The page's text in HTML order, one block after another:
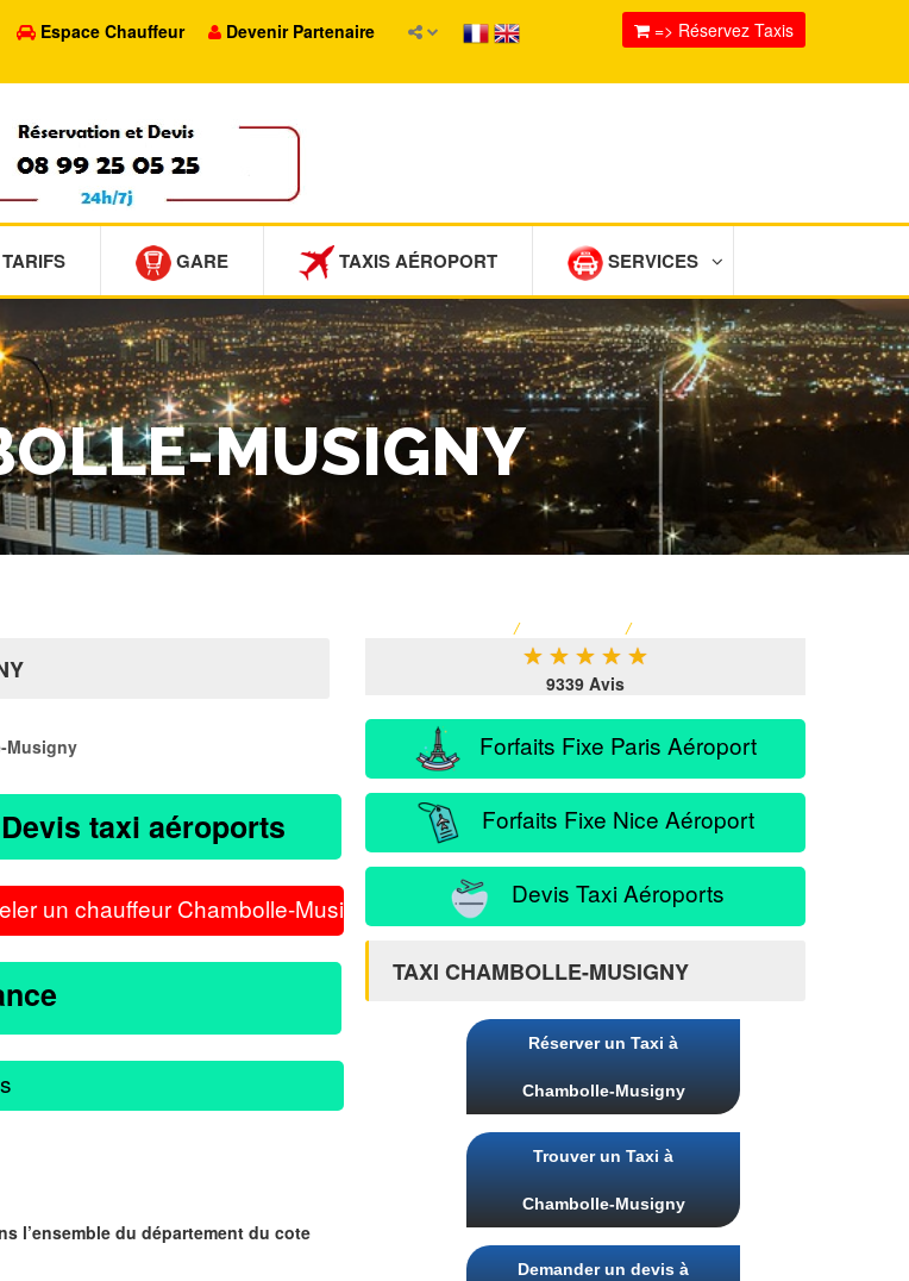
Espace Chauffeur Devenir Partenaire => Réservez Taxis
TARIFS GARE TAXIS AÉROPORT SERVICES
MUSIGNY
/ /
Musigny
Devis taxi aéroports
un chauffeur Chambolle-Musigny
l’ensemble du département du cote
★ ★ ★ ★ ★
9339 Avis
Forfaits Fixe Paris Aéroport
Forfaits Fixe Nice Aéroport
Devis Taxi Aéroports
TAXI CHAMBOLLE-MUSIGNY
Réserver un Taxi à
Chambolle-Musigny
Trouver un Taxi à
Chambolle-Musigny
Demander un devis à